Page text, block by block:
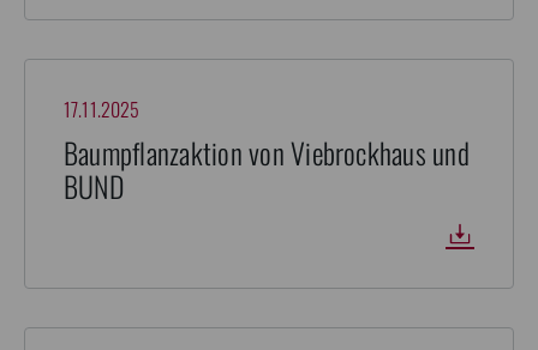
17.11.2025
Baumpflanzaktion von Viebrockhaus und
BUND